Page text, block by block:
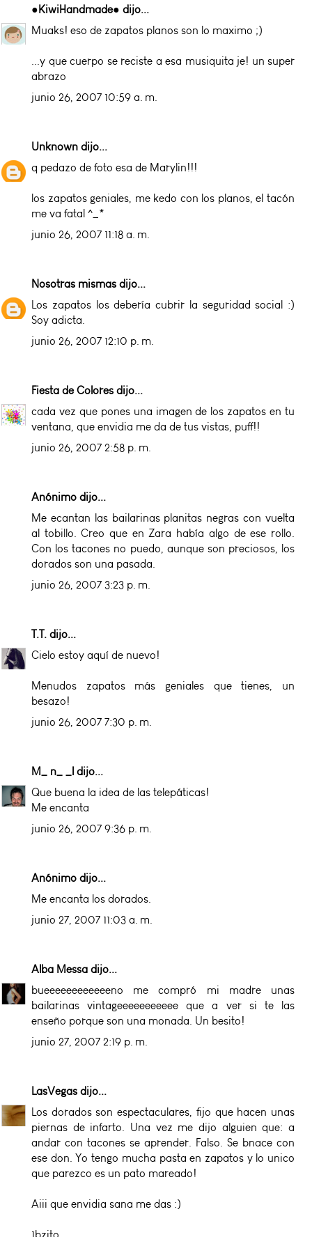
●KiwiHandmade● dijo...
Muaks! eso de zapatos planos son lo maximo ;)
...y que cuerpo se reciste a esa musiquita je! un super
abrazo
junio 26, 2007 10:59 a. m.
Unknown dijo...
q pedazo de foto esa de Marylin!!!
los zapatos geniales, me kedo con los planos, el tacón
me va fatal ^_*
junio 26, 2007 11:18 a. m.
Nosotras mismas dijo...
Los zapatos los debería cubrir la seguridad social :)
Soy adicta.
junio 26, 2007 12:10 p. m.
Fiesta de Colores dijo...
cada vez que pones una imagen de los zapatos en tu
ventana, que envidia me da de tus vistas, puff!!
junio 26, 2007 2:58 p. m.
Anónimo dijo...
Me ecantan las bailarinas planitas negras con vuelta
al tobillo. Creo que en Zara había algo de ese rollo.
Con los tacones no puedo, aunque son preciosos, los
dorados son una pasada.
junio 26, 2007 3:23 p. m.
T.T. dijo...
Cielo estoy aquí de nuevo!
Menudos zapatos más geniales que tienes, un
besazo!
junio 26, 2007 7:30 p. m.
M_ n_ _l dijo...
Que buena la idea de las telepáticas!
Me encanta
junio 26, 2007 9:36 p. m.
Anónimo dijo...
Me encanta los dorados.
junio 27, 2007 11:03 a. m.
Alba Messa dijo...
bueeeeeeeeeeeeno me compró mi madre unas
bailarinas vintageeeeeeeeeee que a ver si te las
enseño porque son una monada. Un besito!
junio 27, 2007 2:19 p. m.
LasVegas dijo...
Los dorados son espectaculares, fijo que hacen unas
piernas de infarto. Una vez me dijo alguien que: a
andar con tacones se aprender. Falso. Se bnace con
ese don. Yo tengo mucha pasta en zapatos y lo unico
que parezco es un pato mareado!
Aiii que envidia sana me das :)